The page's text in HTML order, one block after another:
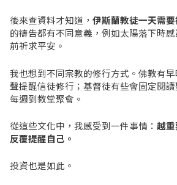
後來查資料才知道， 伊斯蘭教徒一天需
的禱告都有不同意義，例如太陽落下時
前祈求平安。
我也想到不同宗教的修行方式。佛教有
聲提醒信徒修行；基督徒有些會固定閱
每週到教堂聚會。
從這些文化中，我感受到一件事情： 越
反覆提醒自己。
投資也是如此。